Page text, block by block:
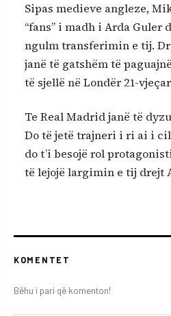
Sipas medieve angleze,
“fans” i madh i Arda Guler
ngulm transferimin e tij.
janë të gatshëm të
të sjellë në Londër 21-
Te Real Madrid janë të
Do të jetë trajneri i ri ai i
do t’i besojë rol
të lejojë largimin e tij drejt
KOMENTET
Bëhu i pari që komenton!